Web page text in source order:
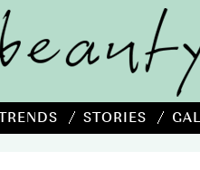
TRENDS STORIES